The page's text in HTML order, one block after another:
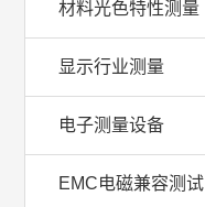
材料光色特性测量
显示行业测量
电子测量设备
EMC电磁兼容测试